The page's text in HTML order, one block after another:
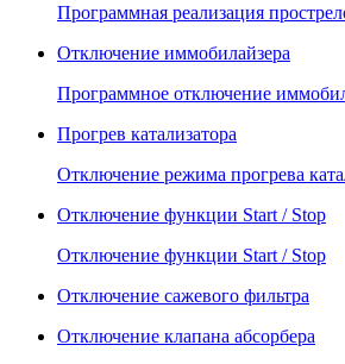
Программная реализация
Отключение иммобилайзера
Программное отключение
Прогрев катализатора
Отключение режима прогрева
Отключение функции Start / Stop
Отключение функции Start / Stop
Отключение сажевого фильтра
Отключение клапана абсорбера